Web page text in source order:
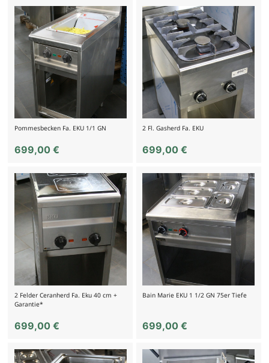
Pommesbecken Fa. EKU 1/1 GN
699,00 €
2 Fl. Gasherd Fa. EKU
699,00€
2 Felder Ceranherd Fa. Eku 40 cm +
Garantie*
699,00 €
Bain Marie EKU 1 1/2 GN 75er Tiefe
699,00€